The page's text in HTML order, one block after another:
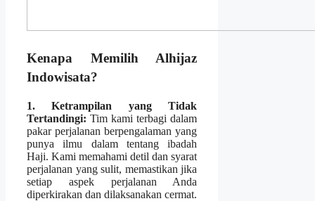
Kenapa Memilih Alhijaz
Indowisata?
1. Ketrampilan yang Tidak
Tertandingi: Tim kami terbagi dalam
pakar perjalanan berpengalaman yang
punya ilmu dalam tentang ibadah
Haji. Kami memahami detil dan syarat
perjalanan yang sulit, memastikan jika
setiap aspek perjalanan Anda
diperkirakan dan dilaksanakan cermat.